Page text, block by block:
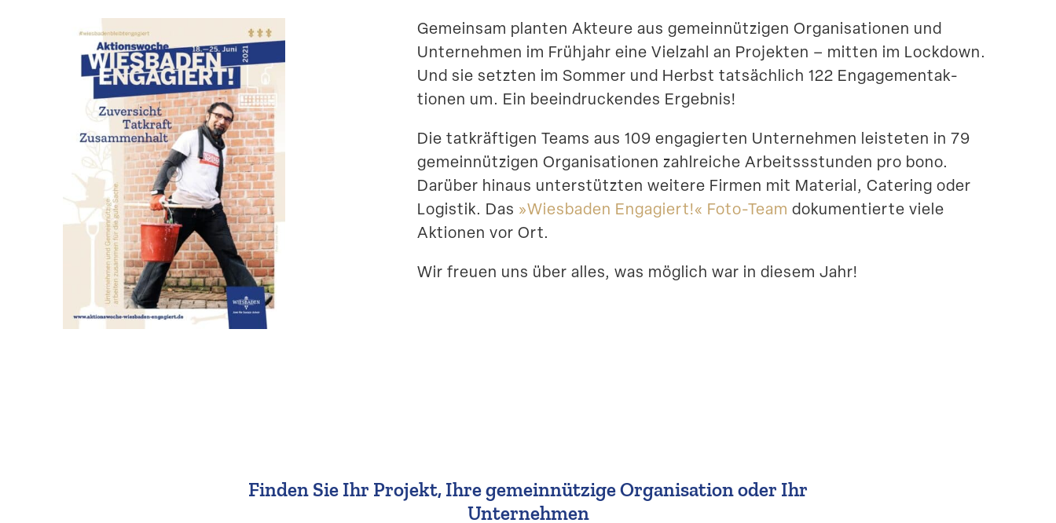
Gemeinsam planten Akteure aus gemein­nüt­zigen Organi­sa­tionen und
Unter­nehmen im Frühjahr eine Vielzahl an Projekten – mitten im Lockdown.
Und sie setzten im Sommer und Herbst tatsächlich 122 Engage­ment­ak­
tionen um. Ein beein­dru­ckendes Ergebnis!
Die tatkräf­tigen Teams aus 109 engagierten Unter­nehmen leisteten in 79
gemein­nüt­zigen Organi­sa­tionen zahlreiche Arbeits­s­stunden pro bono.
Darüber hinaus unter­stützten weitere Firmen mit Material, Catering oder
Logistik. Das »Wiesbaden Engagiert!« Foto-Team dokumen­tierte viele
Aktionen vor Ort.
Wir freuen uns über alles, was möglich war in diesem Jahr!
Finden Sie Ihr Projekt, Ihre gemein­nützige Organi­sation oder Ihr
Unternehmen